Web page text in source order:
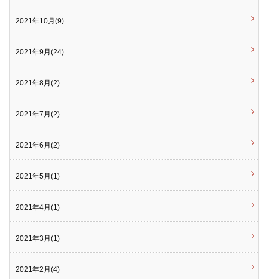
2021年10月(9)
2021年9月(24)
2021年8月(2)
2021年7月(2)
2021年6月(2)
2021年5月(1)
2021年4月(1)
2021年3月(1)
2021年2月(4)